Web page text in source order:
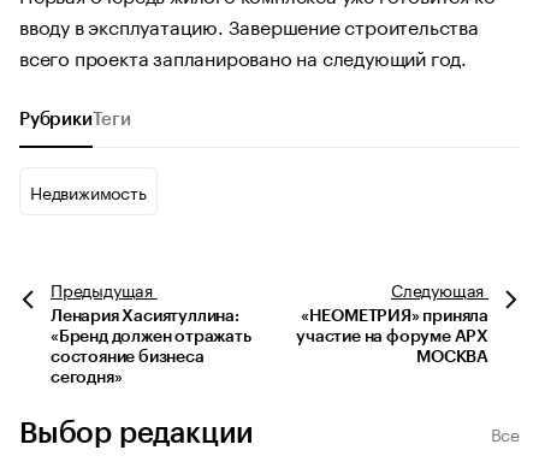
вводу в эксплуатацию. Завершение строительства
всего проекта запланировано на следующий год.
Рубрики Теги
Недвижимость
Предыдущая
Ленария Хасиятуллина:
«Бренд должен отражать
состояние бизнеса
сегодня»
Следующая
«НЕОМЕТРИЯ» приняла
участие на форуме АРХ
МОСКВА
Выбор редакции
Все